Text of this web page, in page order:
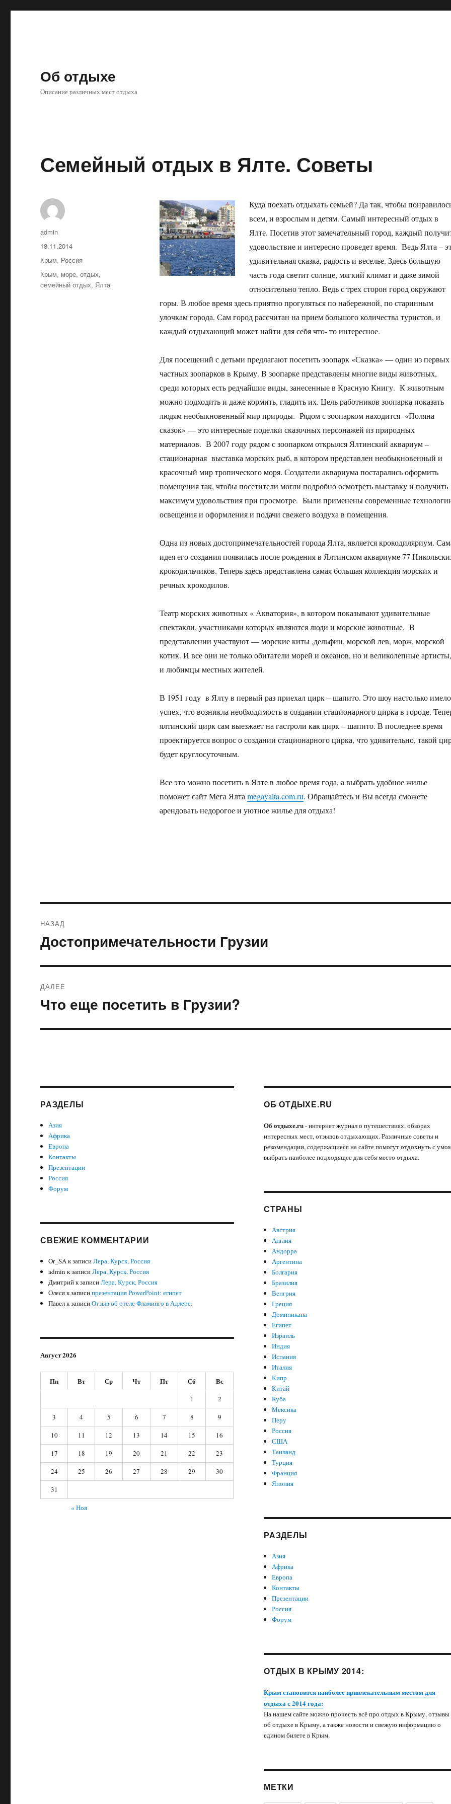
Об отдыхе
Описание различных мест отдыха
Семейный отдых в Ялте. Советы
Куда поехать отдыхать семьей? Да так, чтобы
всем, и взрослым и детям. Самый интересный отдых в
Ялте. Посетив этот замечательный город, каждый
удовольствие и интересно проведет время. Ведь Ялта –
удивительная сказка, радость и веселье. Здесь большую
часть года светит солнце, мягкий климат и даже зимой
относительно тепло. Ведь с трех сторон город окружают
горы. В любое время здесь приятно прогуляться по набережной, по старинным
улочкам города. Сам город рассчитан на прием большого количества туристов, и
каждый отдыхающий может найти для себя что- то интересное.
Для посещений с детьми предлагают посетить зоопарк «Сказка» — один из первых
частных зоопарков в Крыму. В зоопарке представлены многие виды животных,
среди которых есть редчайшие виды, занесенные в Красную Книгу. К животным
можно подходить и даже кормить, гладить их. Цель работников зоопарка показать
людям необыкновенный мир природы. Рядом с зоопарком находится «Поляна
сказок» — это интересные поделки сказочных персонажей из природных
материалов. В 2007 году рядом с зоопарком открылся Ялтинский аквариум –
стационарная выставка морских рыб, в котором представлен необыкновенный и
красочный мир тропического моря. Создатели аквариума постарались оформить
помещения так, чтобы посетители могли подробно осмотреть выставку и получить
максимум удовольствия при просмотре. Были применены современные
освещения и оформления и подачи свежего воздуха в помещения.
Одна из новых достопримечательностей города Ялта, является крокодиляриум.
идея его создания появилась после рождения в Ялтинском аквариуме 77
крокодильчиков. Теперь здесь представлена самая большая коллекция морских и
речных крокодилов.
Театр морских животных « Акватория», в котором показывают удивительные
спектакли, участниками которых являются люди и морские животные. В
представлении участвуют — морские киты ,дельфин, морской лев, морж, морской
котик. И все они не только обитатели морей и океанов, но и великолепные артисты,
и любимцы местных жителей.
В 1951 году в Ялту в первый раз приехал цирк – шапито. Это шоу настолько имело
успех, что возникла необходимость в создании стационарного цирка в городе.
ялтинский цирк сам выезжает на гастроли как цирк – шапито. В последнее время
проектируется вопрос о создании стационарного цирка, что удивительно, такой
будет круглосуточным.
Все это можно посетить в Ялте в любое время года, а выбрать удобное жилье
поможет сайт Мега Ялта megayalta.com.ru. Обращайтесь и Вы всегда сможете
арендовать недорогое и уютное жилье для отдыха!
Автор
admin
Опубликовано
18.11.2014
Рубрики
Крым, Россия
Метки
Крым, море,отдых,
семейный отдых, Ялта
по
НАЗАД
Предыдущая
запись:
Достопримечательности Грузии
ДАЛЕЕ
Следующая
Что еще посетить в Грузии?
РАЗДЕЛЫ
Азия
Африка
Европа
Контакты
Презентации
Россия
Форум
СВЕЖИЕ КОММЕНТАРИИ
Or_SAк записиЛера, Курск, Россия
admin к записиЛера, Курск, Россия
Дмитрийк записиЛера, Курск, Россия
Олесяк записипрезентация PowerPoint: египет
Павелк записиОтзыв об отеле Фламинго в Адлере.
Август 2026
Пн Вт Ср Чт Пт Сб Вс
1
2
3
4 5 6 7 8
9
10
11 12 13 14 15
16
17
18 19 20 21 22
23
24
25 26 27 28 29
30
31
« Ноя
ОБ ОТДЫХЕ.RU
Об отдыхе.ru- интернет журнал о путешествиях, обзорах
интересных мест, отзывов отдыхающих. Различные советы и
рекомендации, содержащиеся на сайте помогут отдохнуть с
выбрать наиболее подходящее для себя место отдыха.
СТРАНЫ
Австрия
Англия
Андорра
Аргентина
Болгария
Бразилия
Венгрия
Греция
Доминикана
Египет
Израиль
Индия
Испания
Италия
Кипр
Китай
Куба
Мексика
Перу
Россия
США
Таиланд
Турция
Франция
Япония
РАЗДЕЛЫ
Азия
Африка
Европа
Контакты
Презентации
Россия
Форум
ОТДЫХ В КРЫМУ 2014:
Крым становится наиболее привлекательным местом для
отдыха с 2014 года:
На нашем сайте можно прочесть всё про отдых в Крыму, отзывы
об отдыхе в Крыму, а также новости и свежую информацию о
едином билете в Крым.
МЕТКИ